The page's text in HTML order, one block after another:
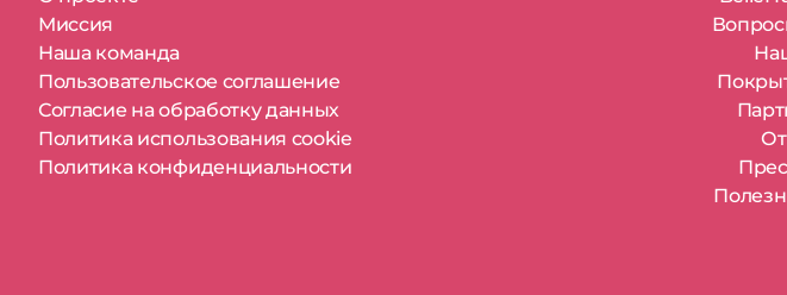
Миссия
Наша команда
Пользовательское соглашение
Согласие на обработку данных
Политика использования cookie
Политика конфиденциальности